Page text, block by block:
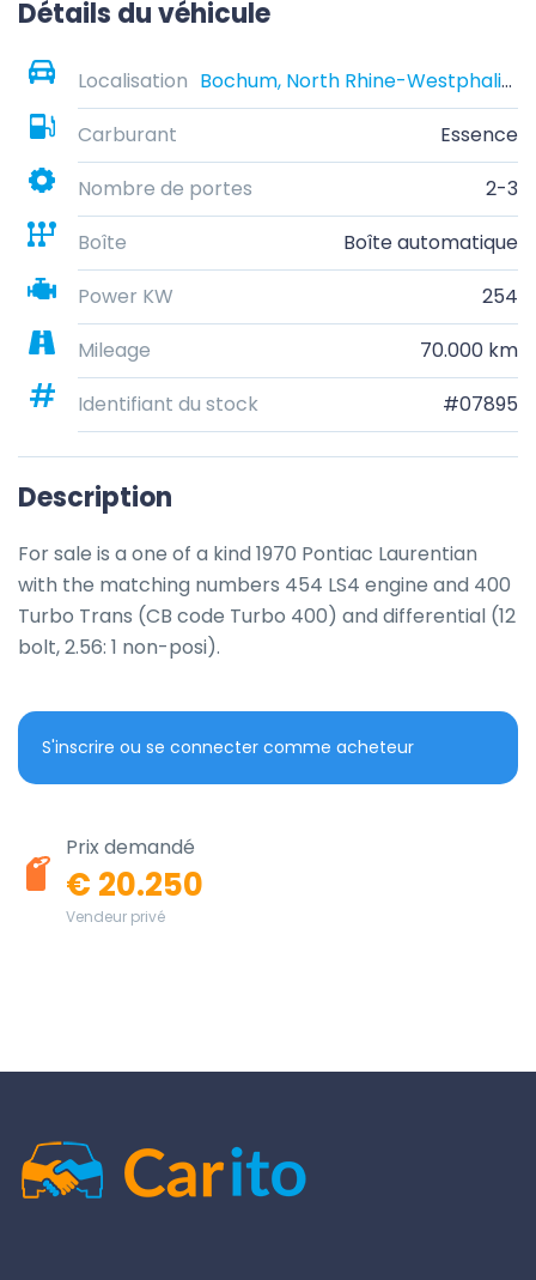
Détails du véhicule
Localisation
Bochum, North Rhine-Westphalia, Germany
Carburant
Essence
Nombre de portes
2-3
Boîte
Boîte automatique
Power KW
254
Mileage
70.000 km
Identifiant du stock
#07895
Description
For sale is a one of a kind 1970 Pontiac Laurentian
with the matching numbers 454 LS4 engine and 400
Turbo Trans (CB code Turbo 400) and differential (12
bolt, 2.56: 1 non-posi).
S'inscrire ou se connecter comme acheteur
Prix demandé
€ 20.250
Vendeur privé